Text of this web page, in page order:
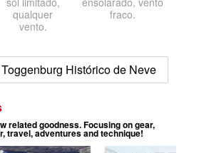
qualquer
vento.
fraco.
Histórico de Neve